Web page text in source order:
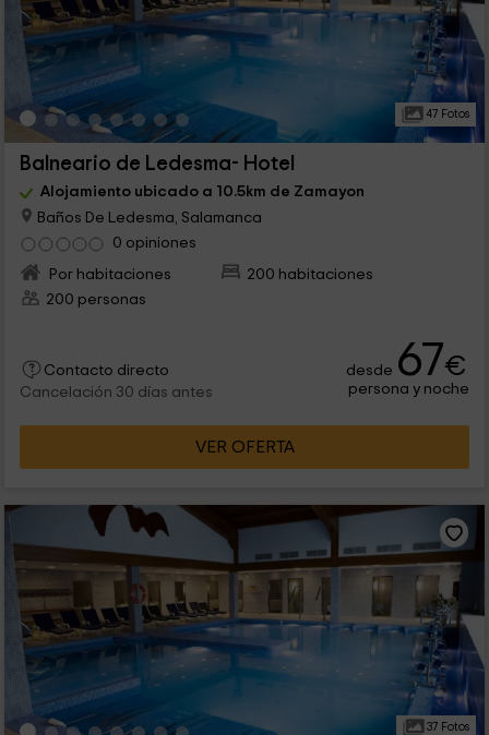
47 Fotos
Balneario de Ledesma- Hotel
Alojamiento ubicado a 10.5km de Zamayon
Baños De Ledesma, Salamanca
0 opiniones
Por habitaciones
200 habitaciones
200 personas
Contacto directo
Cancelación 30 días antes
desde 67€
persona y noche
VER OFERTA
37 Fotos